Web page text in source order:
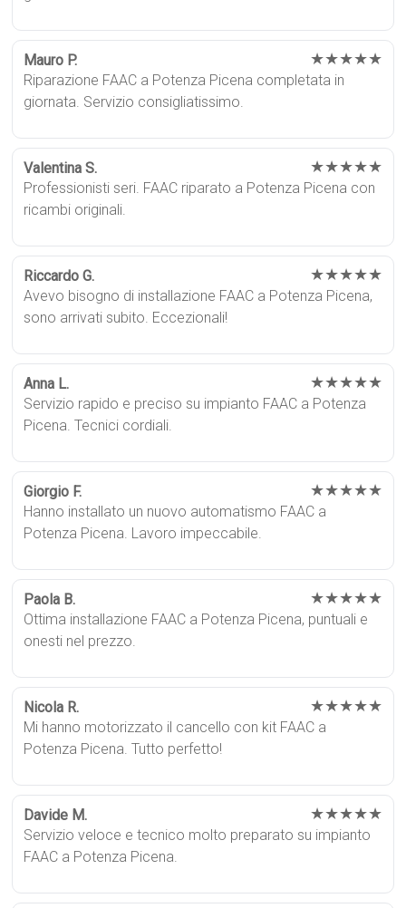
Mauro P. ★★★★★
Riparazione FAAC a Potenza Picena completata in
giornata. Servizio consigliatissimo.
Valentina S. ★★★★★
Professionisti seri. FAAC riparato a Potenza Picena con
ricambi originali.
Riccardo G. ★★★★★
Avevo bisogno di installazione FAAC a Potenza Picena,
sono arrivati subito. Eccezionali!
Anna L. ★★★★★
Servizio rapido e preciso su impianto FAAC a Potenza
Picena. Tecnici cordiali.
Giorgio F. ★★★★★
Hanno installato un nuovo automatismo FAAC a
Potenza Picena. Lavoro impeccabile.
Paola B. ★★★★★
Ottima installazione FAAC a Potenza Picena, puntuali e
onesti nel prezzo.
Nicola R. ★★★★★
Mi hanno motorizzato il cancello con kit FAAC a
Potenza Picena. Tutto perfetto!
Davide M. ★★★★★
Servizio veloce e tecnico molto preparato su impianto
FAAC a Potenza Picena.